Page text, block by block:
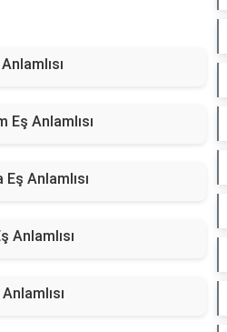
Eş Anlamlısı
Eş Anlamlısı
Anlamlısı